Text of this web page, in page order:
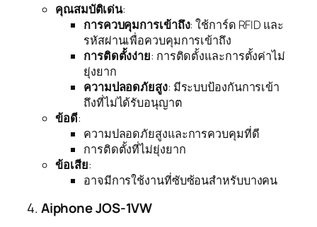
คุณสมบัติเด่น:
การควบคุมการเข้าถึง: ใช้การ์ด RFID และ
รหัสผ่านเพื่อควบคุมการเข้าถึง
การติดตั้งง่าย: การติดตั้งและการตั้งค่าไม่
ยุ่งยาก
ความปลอดภัยสูง: มีระบบป้องกันการเข้า
ถึงที่ไม่ได้รับอนุญาต
ข้อดี:
ความปลอดภัยสูงและการควบคุมที่ดี
การติดตั้งที่ไม่ยุ่งยาก
ข้อเสีย:
อาจมีการใช้งานที่ซับซ้อนสำหรับบางคน
4.Aiphone JOS-1VW